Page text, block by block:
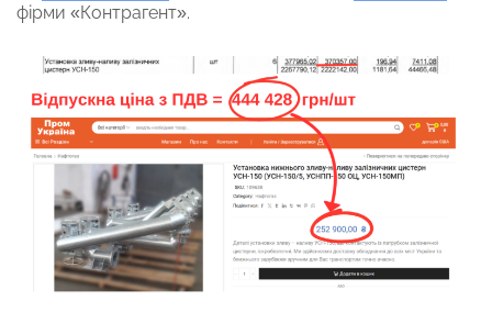
фірми «Контрагент».